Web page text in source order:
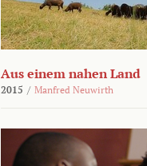
Aus einem nahen Land
2015 / Manfred Neuwirth